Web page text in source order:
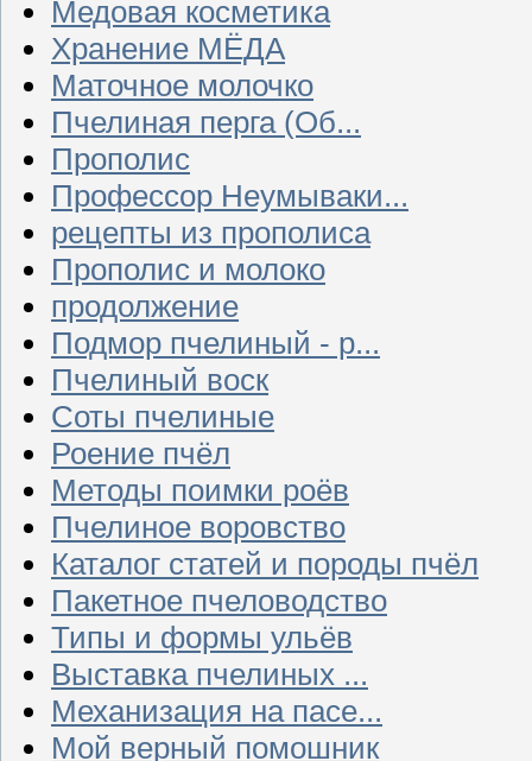
Медовая косметика
Хранение МЁДА
Маточное молочко
Пчелиная перга (Об...
Прополис
Профессор Неумываки...
рецепты из прополиса
Прополис и молоко
продолжение
Подмор пчелиный - р...
Пчелиный воск
Соты пчелиные
Роение пчёл
Методы поимки роёв
Пчелиное воровство
Каталог статей и породы пчёл
Пакетное пчеловодство
Типы и формы ульёв
Выставка пчелиных ...
Механизация на пасе...
Мой верный помошник